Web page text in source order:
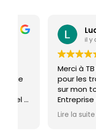
Luce
il y a 1 mois
Merci à TB
pour les
sur mon toit-
Entreprise
agréable. Le
soin et dans les
Lire la suite